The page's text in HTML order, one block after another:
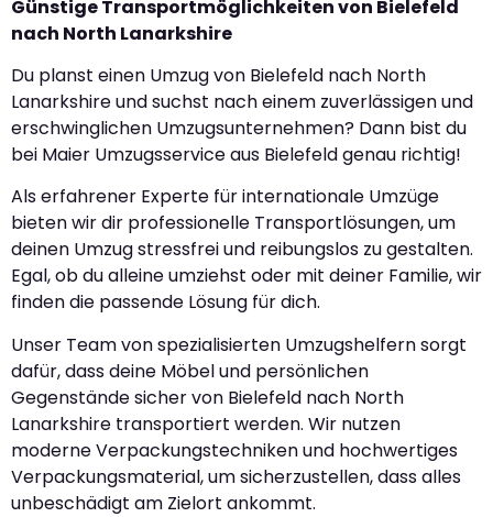
Günstige Transportmöglichkeiten von Bielefeld
nach North Lanarkshire
Du planst einen Umzug von Bielefeld nach North
Lanarkshire und suchst nach einem zuverlässigen und
erschwinglichen Umzugsunternehmen? Dann bist du
bei Maier Umzugsservice aus Bielefeld genau richtig!
Als erfahrener Experte für internationale Umzüge
bieten wir dir professionelle Transportlösungen, um
deinen Umzug stressfrei und reibungslos zu gestalten.
Egal, ob du alleine umziehst oder mit deiner Familie, wir
finden die passende Lösung für dich.
Unser Team von spezialisierten Umzugshelfern sorgt
dafür, dass deine Möbel und persönlichen
Gegenstände sicher von Bielefeld nach North
Lanarkshire transportiert werden. Wir nutzen
moderne Verpackungstechniken und hochwertiges
Verpackungsmaterial, um sicherzustellen, dass alles
unbeschädigt am Zielort ankommt.